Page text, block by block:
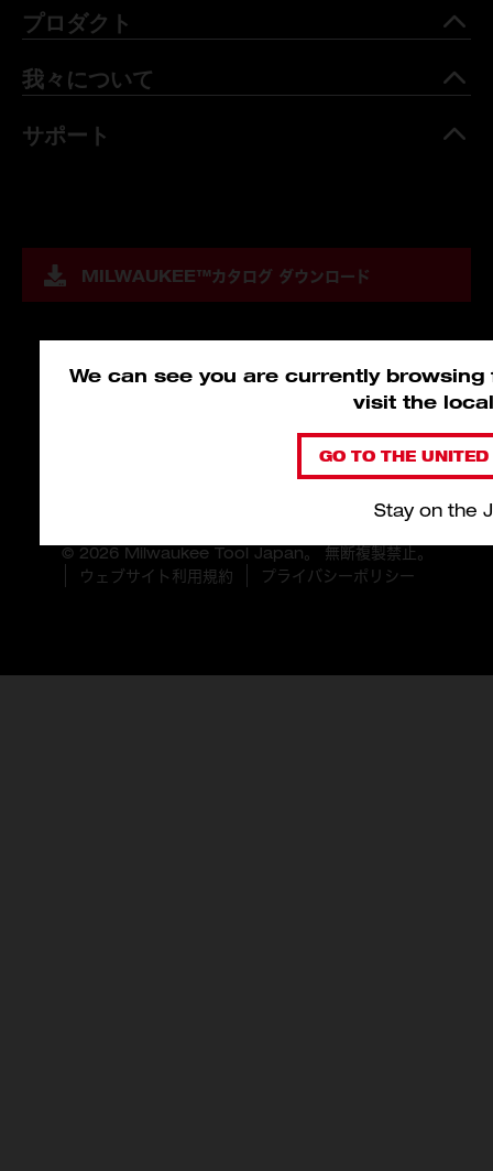
We can see you are currently
visit the
GO TO THE
Stay on the
プロダクト
我々について
サポート
MILWAUKEE™カタログ ダウンロード
© 2026 Milwaukee Tool Japan。 無断複製禁止。
ウェブサイト利用規約
プライバシーポリシー